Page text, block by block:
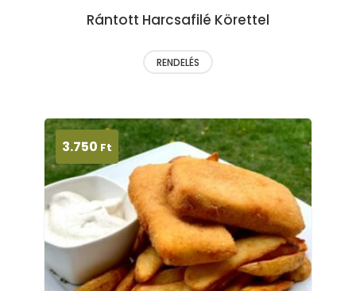
Rántott Harcsafilé Körettel
RENDELÉS
3.750 Ft